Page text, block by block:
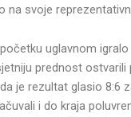
na svoje
uglavnom igralo
prednost ostvarili
je rezultat glasio 8:6
i do kraja